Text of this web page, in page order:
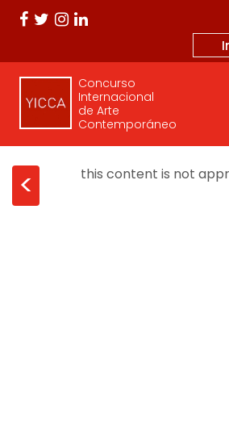
Concurso
Internacional
de Arte
Contemporáneo
< this content is not